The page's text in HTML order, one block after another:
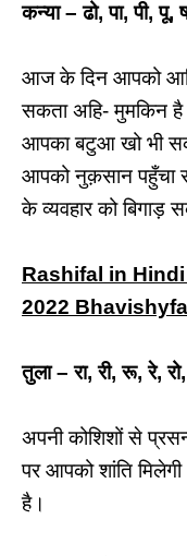
कन्या – ढो, पा, पी,
आज के दिन आपको
सकता अहि- मुमकिन
आपका बटुआ खो भी
आपको नुक़सान पहुँचा
के व्यवहार को बिगाड़
Rashifal in
2022 Bhavishyfal
तुला – रा, री, रू, रे,
अपनी कोशिशों से
पर आपको शांति
है।